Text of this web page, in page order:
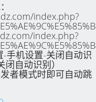
index.php?
index.php?
手机设置-关闭自动识
自动识别）
者模式时即可自动跳